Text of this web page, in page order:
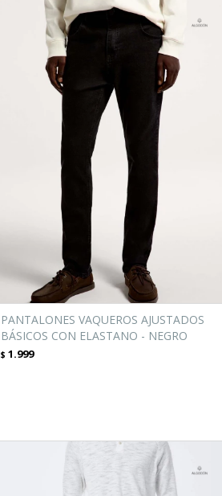
PANTALONES VAQUEROS AJUSTADOS
BÁSICOS CON ELASTANO - NEGRO
$ 1.999